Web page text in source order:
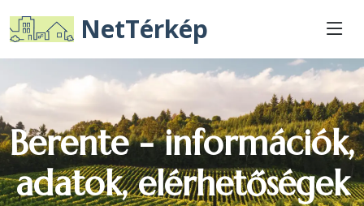
NetTérkép
Berente - információk,
adatok, elérhetőségek